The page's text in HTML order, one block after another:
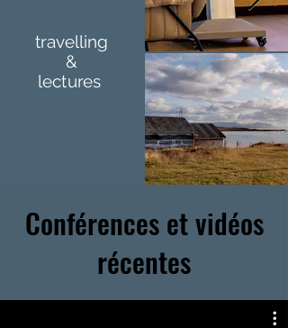
travelling
&
lectures
Conférences et vidéos
récentes